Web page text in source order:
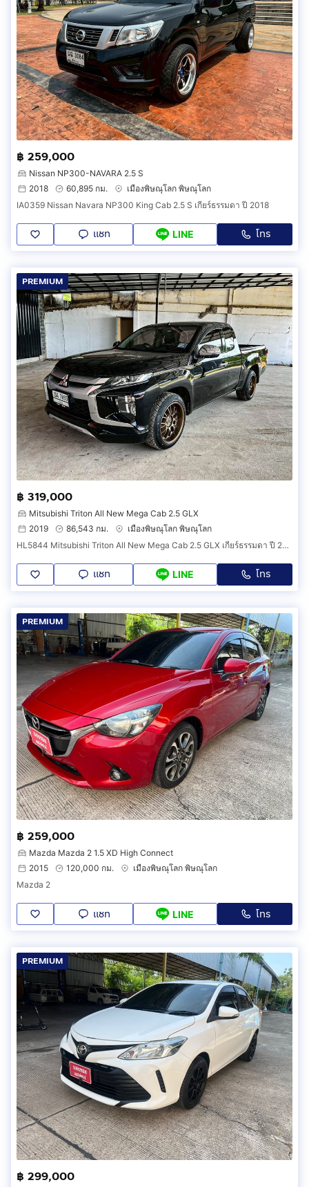
฿ 259,000
Nissan NP300-NAVARA 2.5 S
2018
60,895 กม.
เมืองพิษณุโลก พิษณุโลก
IA0359 Nissan Navara NP300 King Cab 2.5 S เกียร์ธรรมดา ปี 2018
แชท LINE โทร
PREMIUM
฿ 319,000
Mitsubishi Triton All New Mega Cab 2.5 GLX
2019
86,543 กม.
เมืองพิษณุโลก พิษณุโลก
HL5844 Mitsubishi Triton All New Mega Cab 2.5 GLX เกียร์ธรรมดา ปี 2019-2020
แชท LINE โทร
PREMIUM
฿ 259,000
Mazda Mazda 2 1.5 XD High Connect
2015
120,000 กม.
เมืองพิษณุโลก พิษณุโลก
Mazda 2
แชท LINE โทร
PREMIUM
฿ 299,000